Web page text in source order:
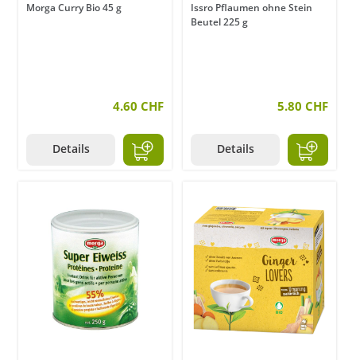
Morga Curry Bio 45 g
4.60 CHF
Details
Issro Pflaumen ohne Stein
Beutel 225 g
5.80 CHF
Details